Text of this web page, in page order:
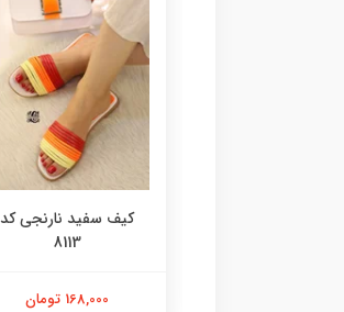
کیف سفید نارنجی کد
8113
168,000 تومان